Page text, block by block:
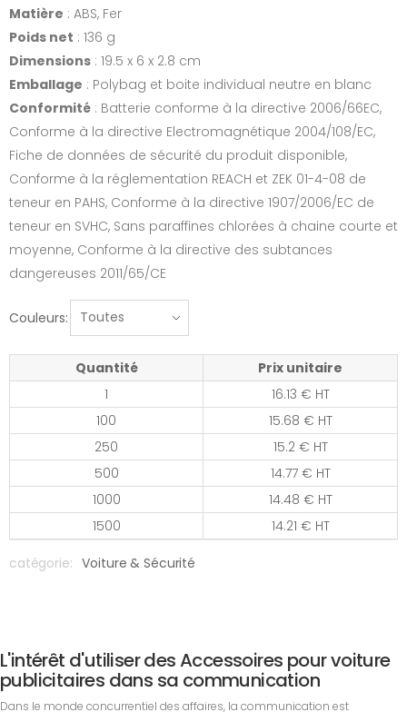
Matière : ABS, Fer
Poids net : 136 g
Dimensions : 19.5 x 6 x 2.8 cm
Emballage : Polybag et boite individual neutre en blanc
Conformité : Batterie conforme à la directive 2006/66EC,
Conforme à la directive Electromagnétique 2004/108/EC,
Fiche de données de sécurité du produit disponible,
Conforme à la réglementation REACH et ZEK 01-4-08 de
teneur en PAHS, Conforme à la directive 1907/2006/EC de
teneur en SVHC, Sans paraffines chlorées à chaine courte et
moyenne, Conforme à la directive des subtances
dangereuses 2011/65/CE
Couleurs:
Quantité
Prix unitaire
1
16.13 € HT
100
15.68 € HT
250
15.2 € HT
500
14.77 € HT
1000
14.48 € HT
1500
14.21 € HT
catégorie: Voiture & Sécurité
L'intérêt d'utiliser des Accessoires pour voiture
publicitaires dans sa communication
Dans le monde concurrentiel des affaires, la communication est